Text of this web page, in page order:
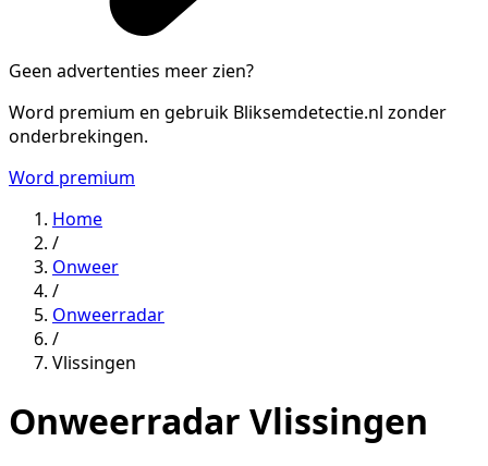
Geen advertenties meer zien?
Word premium en gebruik Bliksemdetectie.nl zonder
onderbrekingen.
Word premium
Home
/
Onweer
/
Onweerradar
/
Vlissingen
Onweerradar Vlissingen